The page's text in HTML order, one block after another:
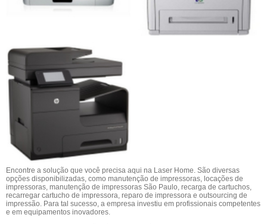
Encontre a solução que você precisa aqui na Laser Home. São diversas
opções disponibilizadas, como manutenção de impressoras, locações de
impressoras, manutenção de impressoras São Paulo, recarga de cartuchos,
recarregar cartucho de impressora, reparo de impressora e outsourcing de
impressão. Para tal sucesso, a empresa investiu em profissionais competentes
e em equipamentos inovadores.